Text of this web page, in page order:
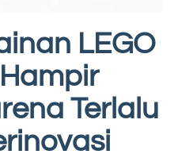
LEGO
Terlalu